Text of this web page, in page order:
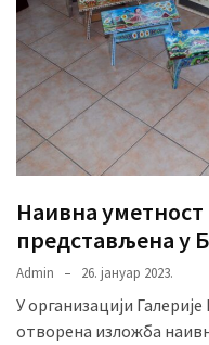
Наивна
представљена у
Admin 26. јануар 2023.
У организацији Галерије
отворена изложба